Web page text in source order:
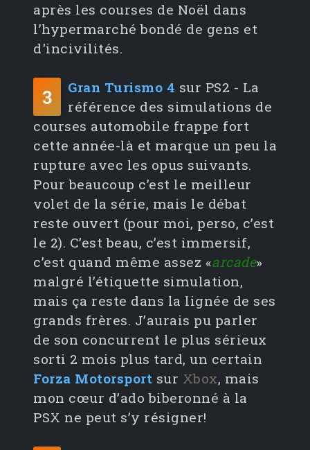
après les courses de Noël dans
l’hypermarché bondé de gens et
d'incivilités.
3 Gran Turismo 4 sur PS2 - La
référence des simulations de
courses automobile frappe fort
cette année-là et marque un peu la
rupture avec les opus suivants.
Pour beaucoup c’est le meilleur
volet de la série, mais le débat
reste ouvert (pour moi, perso, c’est
le 2). C’est beau, c’est immersif,
c’est quand même assez «arcade»
malgré l’étiquette simulation,
mais ça reste dans la lignée de ses
grands frères. J’aurais pu parler
de son concurrent le plus sérieux
sorti 2 mois plus tard, un certain
Forza Motorsport sur Xbox, mais
mon cœur d’ado biberonné à la
PSX ne peut s’y résigner!